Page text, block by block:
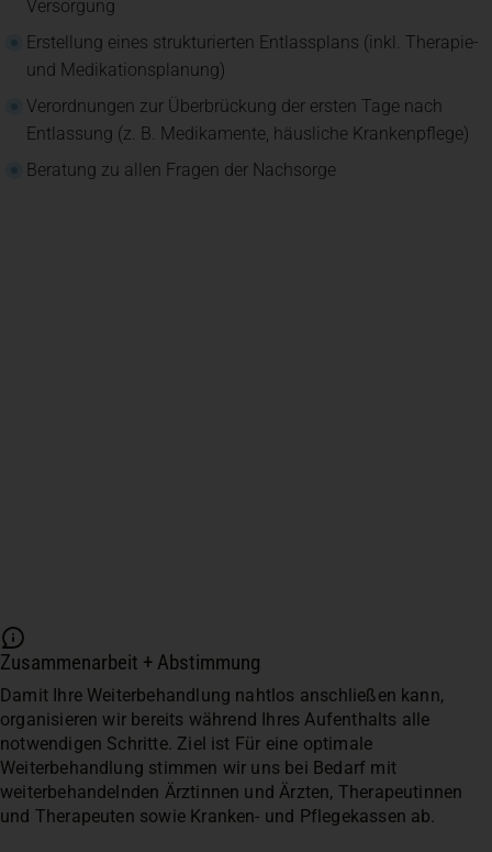
Versorgung
Erstellung eines strukturierten Entlassplans (inkl. Therapie-
und Medikationsplanung)
Verordnungen zur Überbrückung der ersten Tage nach
Entlassung (z. B. Medikamente, häusliche Krankenpflege)
Beratung zu allen Fragen der Nachsorge
Zusammenarbeit + Abstimmung
Damit Ihre Weiterbehandlung nahtlos anschließen kann,
organisieren wir bereits während Ihres Aufenthalts alle
notwendigen Schritte. Ziel ist Für eine optimale
Weiterbehandlung stimmen wir uns bei Bedarf mit
weiterbehandelnden Ärztinnen und Ärzten, Therapeutinnen
und Therapeuten sowie Kranken- und Pflegekassen ab.